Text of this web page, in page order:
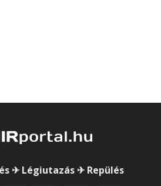
✈ Légiutazás ✈ Repülés